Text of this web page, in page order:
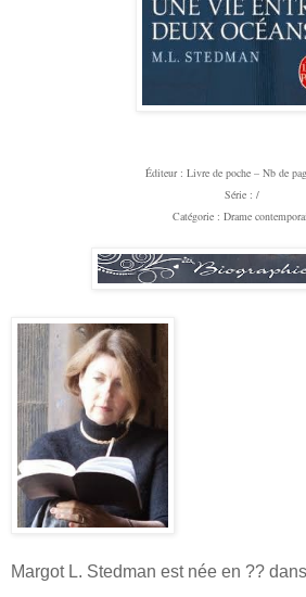
Éditeur: Livre de poche – Nb de
Série : /
Catégorie : Drame
Margot L. Stedman est née en ??